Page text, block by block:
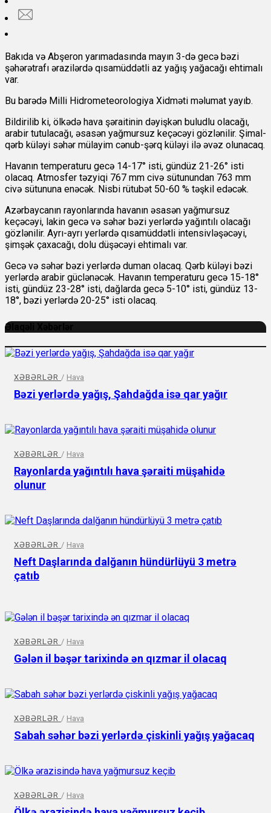
Bakıda və Abşeron yarımadasında mayın 3-də gecə bəzi
şəhərətrafı ərazilərdə qısamüddətli az yağış yağacağı ehtimalı
var.
Bu barədə Milli Hidrometeorologiya Xidməti məlumat yayıb.
Bildirilib ki, ölkədə hava şəraitinin dəyişkən buludlu olacağı,
arabir tutulacağı, əsasən yağmursuz keçəcəyi gözlənilir. Şimal-
qərb küləyi səhər mülayim cənub-şərq küləyi ilə əvəz olunacaq.
Havanın temperaturu gecə 14-17° isti, gündüz 21-26° isti
olacaq. Atmosfer təzyiqi 767 mm civə sütunundan 763 mm
civə sütununa enəcək. Nisbi rütubət 50-60 % təşkil edəcək.
Azərbaycanın rayonlarında havanın əsasən yağmursuz
keçəcəyi, lakin gecə və səhər bəzi yerlərdə yağıntılı olacağı
gözlənilir. Ayrı-ayrı yerlərdə qısamüddətli intensivləşəcəyi,
şimşək çaxacağı, dolu düşəcəyi ehtimalı var.
Gecə və səhər bəzi yerlərdə duman olacaq. Qərb küləyi bəzi
yerlərdə arabir güclənəcək. Havanın temperaturu gecə 15-18°
isti, gündüz 23-28° isti, dağlarda gecə 5-10° isti, gündüz 13-
18°, bəzi yerlərdə 20-25° isti olacaq.
Əlaqəli Xəbərlər
XƏBƏRLƏR / Hava
Bəzi yerlərdə yağış, Şahdağda isə qar yağır
XƏBƏRLƏR / Hava
Rayonlarda yağıntılı hava şəraiti müşahidə
olunur
XƏBƏRLƏR / Hava
Neft Daşlarında dalğanın hündürlüyü 3 metrə
çatıb
XƏBƏRLƏR / Hava
Gələn il bəşər tarixində ən qızmar il ​​olacaq
XƏBƏRLƏR / Hava
Sabah səhər bəzi yerlərdə çiskinli yağış yağacaq
XƏBƏRLƏR / Hava